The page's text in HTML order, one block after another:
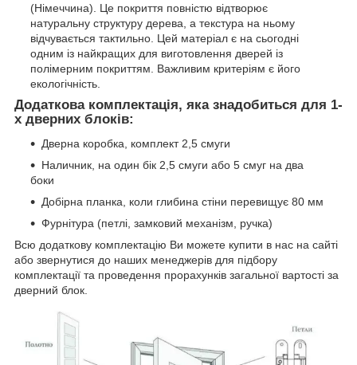
(Німеччина). Це покриття повністю відтворює
натуральну структуру дерева, а текстура на ньому
відчувається тактильно. Цей матеріал є на сьогодні
одним із найкращих для виготовлення дверей із
полімерним покриттям. Важливим критеріям є його
екологічність.
Додаткова комплектація, яка знадобиться для 1-
х дверних блоків:
Дверна коробка, комплект 2,5 смуги
Наличник, на один бік 2,5 смуги або 5 смуг на два
боки
Добірна планка, коли глибина стіни перевищує 80 мм
Фурнітура (петлі, замковий механізм, ручка)
Всю додаткову комплектацію Ви можете купити в нас на сайті
або звернутися до наших менеджерів для підбору
комплектації та проведення прорахунків загальної вартості за
дверний блок.